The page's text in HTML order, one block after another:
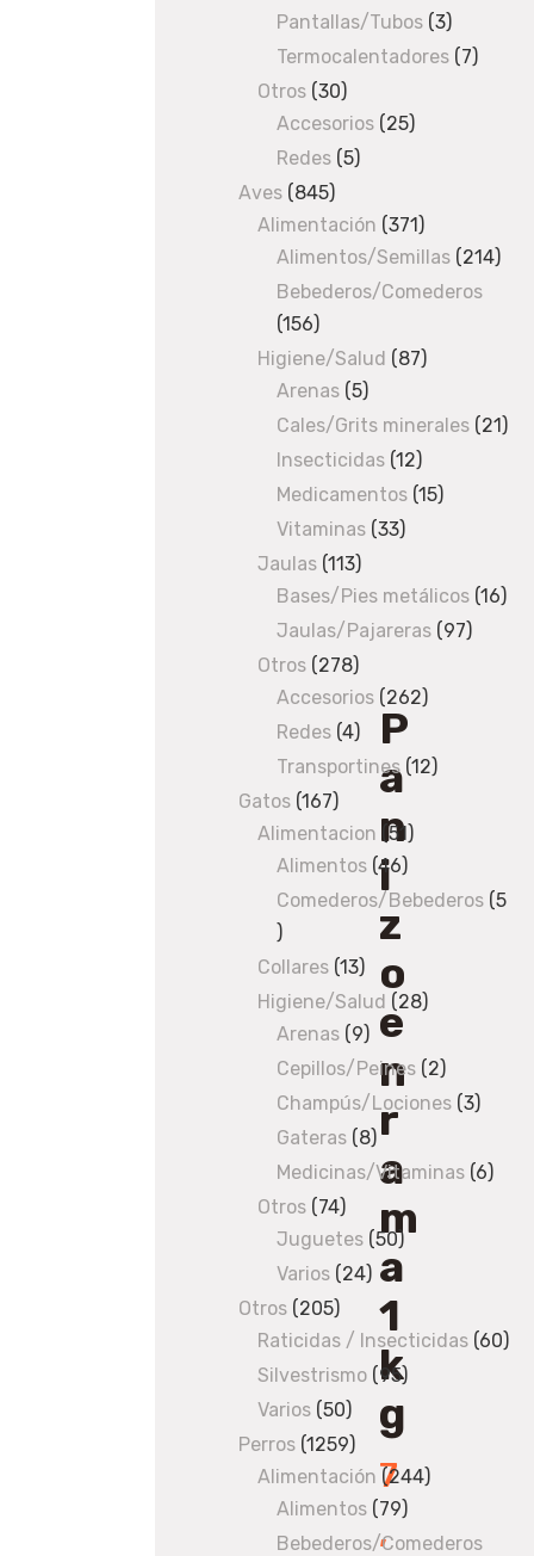
i
m
n
/
S
e
i
s
/ Panizo
en
1kg
P
a
n
i
z
o
e
n
r
a
m
a
1
k
g
7
,
products
Pantallas/Tubos 33
products
Termocalentadores 77
Otros 3030
products
Accesorios 2525
Redes 55
Aves 845845
products
Alimentación 371371
products
Alimentos/Semillas 214214
Bebederos/Comederos
156156
products
Higiene/Salud 8787
Arenas 55
products
Cales/Grits minerales 2121
Insecticidas 1212
products
Medicamentos 1515
Vitaminas 3333
Jaulas 113113
products
Bases/Pies metálicos 1616
Jaulas/Pajareras 9797
Otros 278278
products
Accesorios 262262
Redes 44
products
Transportines 1212
Gatos 167167
products
Alimentacion 5151
Alimentos 4646
products
Comederos/Bebederos 5
5
products
Collares 1313
products
Higiene/Salud 2828
Arenas 99
products
Cepillos/Peines 22
products
Champús/Lociones 33
Gateras 88
products
Medicinas/Vitaminas 66
Otros 7474
products
Juguetes 5050
products
Varios 2424
products
Otros 205205
products
Raticidas / Insecticidas 6060
Silvestrismo 9595
products
Varios 5050
products
Perros 12591259
products
Alimentación 244244
Alimentos 7979
products
Bebederos/Comederos